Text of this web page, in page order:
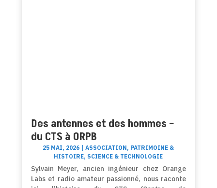
Des antennes et des hommes –
du CTS à ORPB
25 MAI, 2026 |ASSOCIATION, PATRIMOINE &
HISTOIRE, SCIENCE & TECHNOLOGIE
Sylvain Meyer, ancien ingénieur chez Orange
Labs et radio amateur passionné, nous raconte